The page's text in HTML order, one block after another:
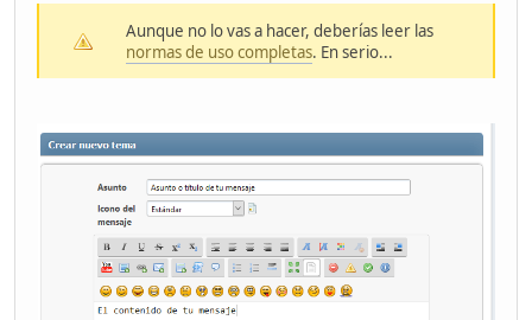
Aunque no lo vas a hacer, deberías leer las
normas de uso completas. En serio...